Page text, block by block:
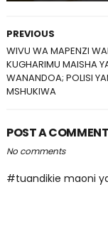
PREVIOUS
WIVU WA MAPENZI
KUGHARIMU MAISHA
WANANDOA; POLISI
MSHUKIWA
POST A COMMENT
No comments
#tuandikie maoni